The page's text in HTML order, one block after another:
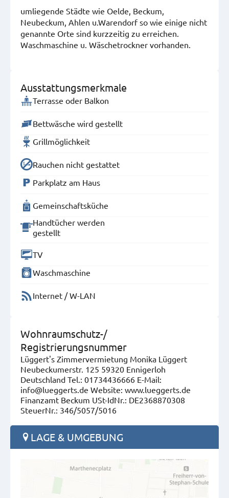
umliegende Städte wie Oelde, Beckum,
Neubeckum, Ahlen u.Warendorf so wie einige nicht
genannte Orte sind kurzzeitig zu erreichen.
Waschmaschine u. Wäschetrockner vorhanden.
Ausstattungsmerkmale
Terrasse oder Balkon
Bettwäsche wird gestellt
Grillmöglichkeit
Rauchen nicht gestattet
Parkplatz am Haus
Gemeinschaftsküche
Handtücher werden
gestellt
TV
Waschmaschine
Internet / W-LAN
Wohnraumschutz-/
Registrierungsnummer
Lüggert's Zimmervermietung Monika Lüggert
Neubeckumerstr. 125 59320 Ennigerloh
Deutschland Tel.: 01734436666 E-Mail:
info@lueggerts.de Website: www.lueggerts.de
Finanzamt Beckum USt-IdNr.: DE2368870308
SteuerNr.: 346/5057/5016
LAGE & UMGEBUNG